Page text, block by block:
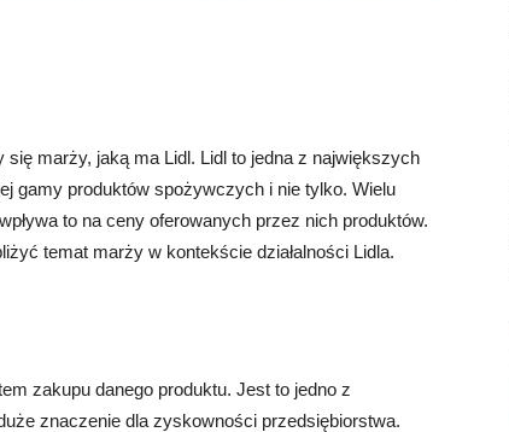
marży, jaką ma Lidl. Lidl to jedna z największych
gamy produktów spożywczych i nie tylko. Wielu
to na ceny oferowanych przez nich produktów.
temat marży w kontekście działalności Lidla.
zakupu danego produktu. Jest to jedno z
znaczenie dla zyskowności przedsiębiorstwa.